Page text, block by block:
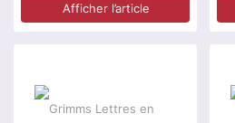
Afficher l’article